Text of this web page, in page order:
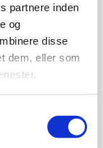
partnere inden
og
disse
dem, eller som